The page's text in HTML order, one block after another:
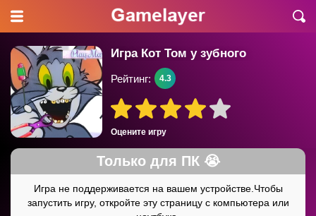
Игра Кот Том у зубного
Оцените игру
Рейтинг: 4.3